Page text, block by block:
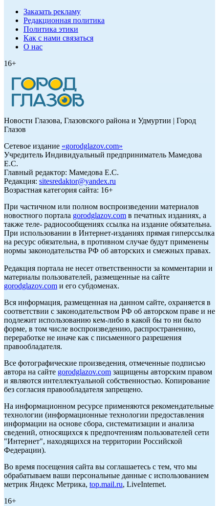
Заказать рекламу
Редакционная политика
Политика этики
Как с нами связаться
О нас
16+
Новости Глазова, Глазовского района и Удмуртии | Город
Глазов
Сетевое издание «gorodglazov.com»
Учредитель Индивидуальный предприниматель Мамедова
Е.С.
Главный редактор: Мамедова Е.С.
Редакция: sitesredaktor@yandex.ru
Возрастная категория сайта: 16+
При частичном или полном воспроизведении материалов
новостного портала gorodglazov.com в печатных изданиях, а
также теле- радиосообщениях ссылка на издание обязательна.
При использовании в Интернет-изданиях прямая гиперссылка
на ресурс обязательна, в противном случае будут применены
нормы законодательства РФ об авторских и смежных правах.
Редакция портала не несет ответственности за комментарии и
материалы пользователей, размещенные на сайте
gorodglazov.com и его субдоменах.
Вся информация, размещенная на данном сайте, охраняется в
соответствии с законодательством РФ об авторском праве и не
подлежит использованию кем-либо в какой бы то ни было
форме, в том числе воспроизведению, распространению,
переработке не иначе как с письменного разрешения
правообладателя.
Все фотографические произведения, отмеченные подписью
автора на сайте gorodglazov.com защищены авторским правом
и являются интеллектуальной собственностью. Копирование
без согласия правообладателя запрещено.
На информационном ресурсе применяются рекомендательные
технологии (информационные технологии предоставления
информации на основе сбора, систематизации и анализа
сведений, относящихся к предпочтениям пользователей сети
"Интернет", находящихся на территории Российской
Федерации).
Во время посещения сайта вы соглашаетесь с тем, что мы
обрабатываем ваши персональные данные с использованием
метрик Яндекс Метрика, top.mail.ru, LiveInternet.
16+